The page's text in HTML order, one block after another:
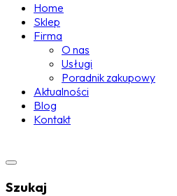
Home
Sklep
Firma
O nas
Usługi
Poradnik zakupowy
Aktualności
Blog
Kontakt
Szukaj